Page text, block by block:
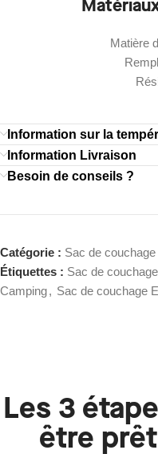
Matière
Information sur la
Information Livraison
Besoin de conseils ?
Catégorie : Sac de
Étiquettes : Sac de
Camping, Sac de couchage
Les 3
être